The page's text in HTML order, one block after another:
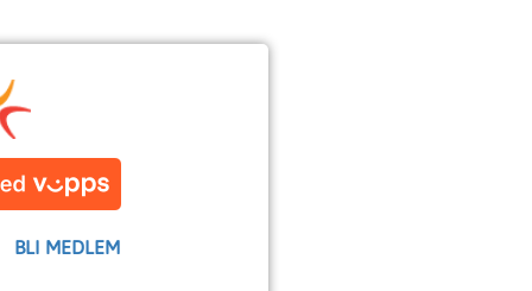
BLI MEDLEM